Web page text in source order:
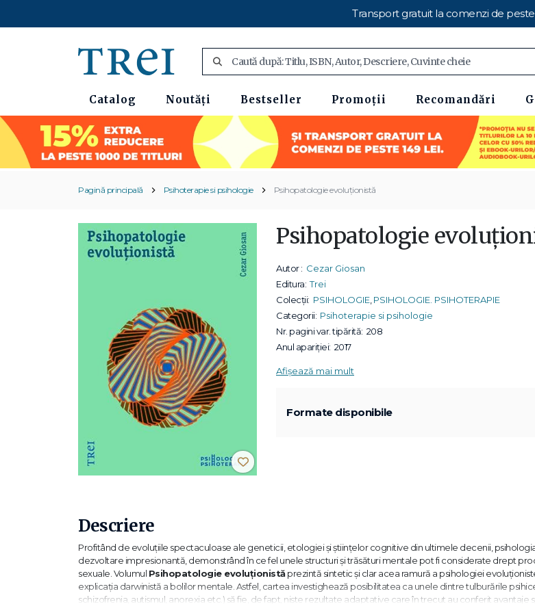
Transport gratuit la comenzi de peste
Catalog Noutăți Bestseller Promoții Recomandări
Pagină principală Psihoterapie si psihologie Psihopatologie evoluționistă
Psihopatologie
Autor : Cezar Giosan
Editura: Trei
Colecții: PSIHOLOGIE, PSIHOLOGIE. PSIHOTERAPIE
Categorii: Psihoterapie si psihologie
Nr. pagini var. tipărită: 208
Anul apariției: 2017
Afișează mai mult
Formate disponibile
Descriere
Profitând de evoluțiile spectaculoase ale geneticii, etologiei și științelor cognitive din ultimele decenii,
dezvoltare impresionantă, demonstrând în ce fel unele structuri și trăsături mentale pot fi considerate drept
sexuale. Volumul Psihopatologie evoluționistăprezintă sintetic și clar acea ramură a psihologiei
explicația darwinistă a bolilor mentale. Astfel, cartea investighează posibilitatea ca unele dintre tulburările
schizofrenia, autismul, anorexia etc.) să fie, de fapt, niște rezultate adaptative care în trecut au conferit avantaje